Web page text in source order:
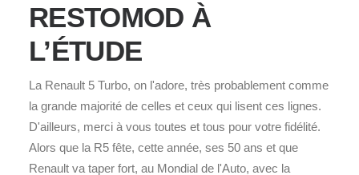
RESTOMOD À
L’ÉTUDE
La Renault 5 Turbo, on l'adore, très probablement comme
la grande majorité de celles et ceux qui lisent ces lignes.
D'ailleurs, merci à vous toutes et tous pour votre fidélité.
Alors que la R5 fête, cette année, ses 50 ans et que
Renault va taper fort, au Mondial de l'Auto, avec la